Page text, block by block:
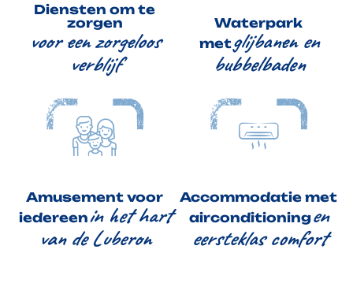
Diensten om te
zorgen
voor een zorgeloos
verblijf
Waterpark
metglijbanen en
bubbelbaden
Amusement voor
iedereenin het hart
van de Luberon
Accommodatie met
airconditioningen
eersteklas comfort